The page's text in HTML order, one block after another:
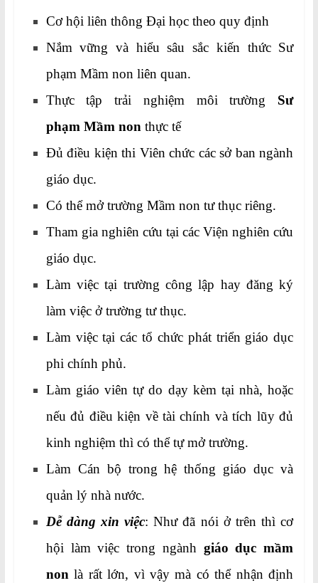
Cơ hội liên thông Đại học theo quy định
Nắm vững và hiểu sâu sắc kiến thức Sư
phạm Mầm non liên quan.
Thực tập trải nghiệm môi trường Sư
phạm Mầm nonthực tế
Đủ điều kiện thi Viên chức các sở ban ngành
giáo dục.
Có thể mở trường Mầm non tư thục riêng.
Tham gia nghiên cứu tại các Viện nghiên cứu
giáo dục.
Làm việc tại trường công lập hay đăng ký
làm việc ở trường tư thục.
Làm việc tại các tổ chức phát triển giáo dục
phi chính phủ.
Làm giáo viên tự do dạy kèm tại nhà, hoặc
nếu đủ điều kiện về tài chính và tích lũy đủ
kinh nghiệm thì có thể tự mở trường.
Làm Cán bộ trong hệ thống giáo dục và
quản lý nhà nước.
Dễ dàng xin việc: Như đã nói ở trên thì cơ
hội làm việc trong ngành giáo dục mầm
nonlà rất lớn, vì vậy mà có thể nhận định